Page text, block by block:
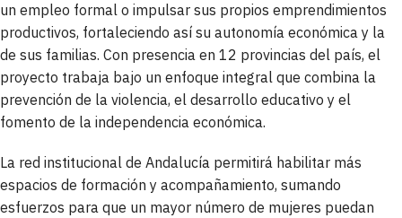
un empleo formal o impulsar sus propios emprendimientos
productivos, fortaleciendo así su autonomía económica y la
de sus familias. Con presencia en 12 provincias del país, el
proyecto trabaja bajo un enfoque integral que combina la
prevención de la violencia, el desarrollo educativo y el
fomento de la independencia económica.
La red institucional de Andalucía permitirá habilitar más
espacios de formación y acompañamiento, sumando
esfuerzos para que un mayor número de mujeres puedan